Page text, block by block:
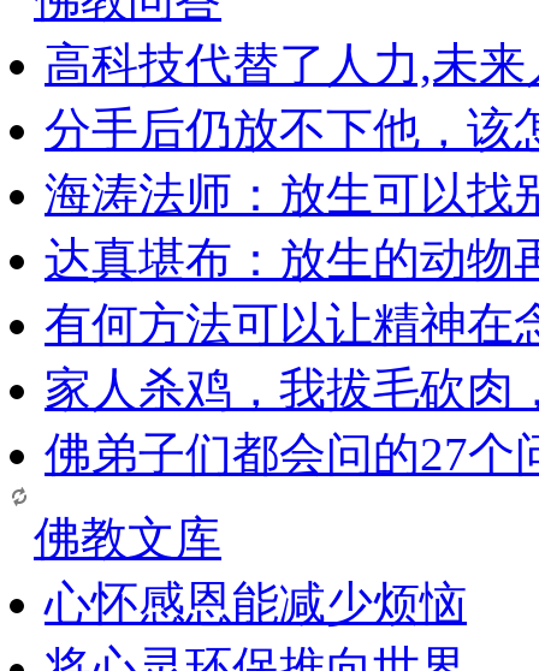
高科技代替了人力,未
分手后仍放不下他，该
海涛法师：放生可以找
达真堪布：放生的动物
有何方法可以让精神在
家人杀鸡，我拔毛砍肉
佛弟子们都会问的27个
佛教文库
心怀感恩能减少烦恼